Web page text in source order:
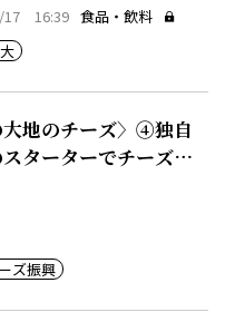
17 16:39 食品・飲料
大地のチーズ〉④独自
ターターでチーズに
ズ振興